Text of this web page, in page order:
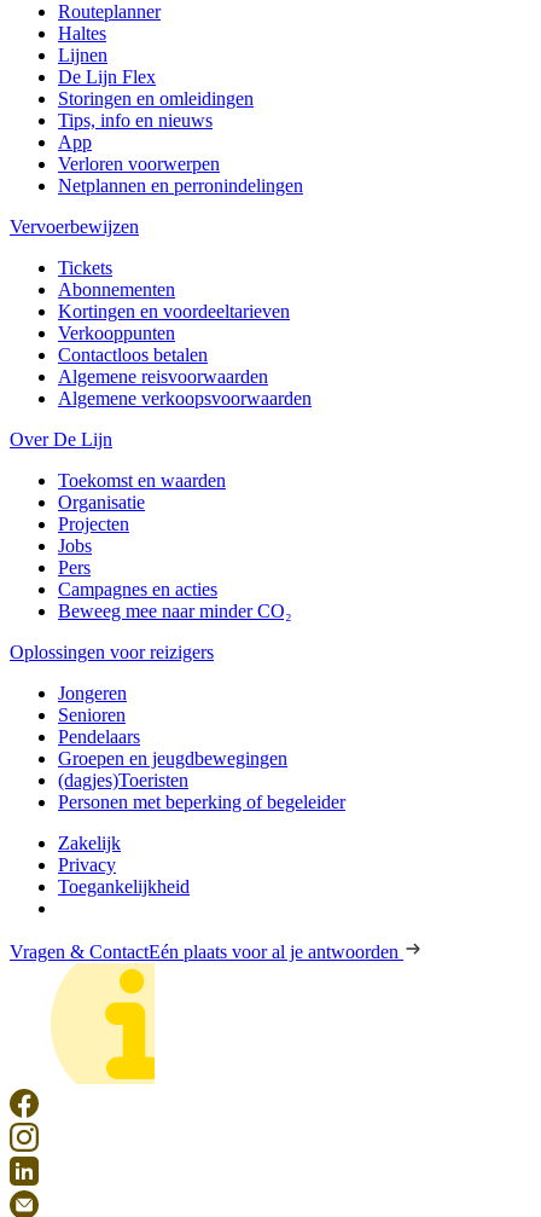
Routeplanner
Haltes
Lijnen
De Lijn Flex
Storingen en omleidingen
Tips, info en nieuws
App
Verloren voorwerpen
Netplannen en perronindelingen
Vervoerbewijzen
Tickets
Abonnementen
Kortingen en voordeeltarieven
Verkooppunten
Contactloos betalen
Algemene reisvoorwaarden
Algemene verkoopsvoorwaarden
Over De Lijn
Toekomst en waarden
Organisatie
Projecten
Jobs
Pers
Campagnes en acties
Beweeg mee naar minder CO₂
Oplossingen voor reizigers
Jongeren
Senioren
Pendelaars
Groepen en jeugdbewegingen
(dagjes)Toeristen
Personen met beperking of begeleider
Zakelijk
Privacy
Toegankelijkheid
Vragen & ContactEén plaats voor al je antwoorden